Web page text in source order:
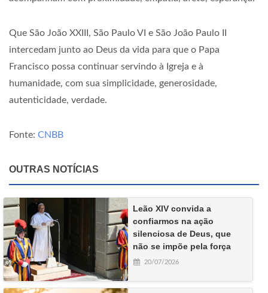
Que São João XXIII, São Paulo VI e São João Paulo II
intercedam junto ao Deus da vida para que o Papa
Francisco possa continuar servindo à Igreja e à
humanidade, com sua simplicidade, generosidade,
autenticidade, verdade.
Fonte: CNBB
OUTRAS NOTÍCIAS
Leão XIV convida a
confiarmos na ação
silenciosa de Deus, que
não se impõe pela força
20/07/2026